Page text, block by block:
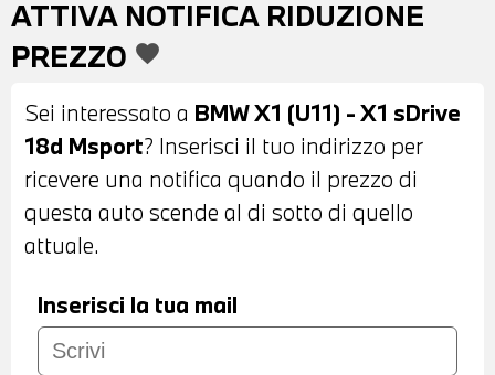
ELETTRONICAMENTE - VETRI E
LUNOTTO POSTERIORE OSCURATI -
POSTERIORI CON TELECAMERA - FARI A
LED - BARRE PORTATUTTO SUL TETTO -
COMFORT ACCESS - INTERNI IN PELLE
VEGANZA NERA - VOLANTE IN PELLE A
TRE RAZZE CON COMANDI
MULTIFUNZIONE - PADDLE AL VOLANTE
- CRUISE CONTROL - CAMBIO
AUTOMATICO - CLIMATIZZATORE
ATTIVA NOTIFICA RIDUZIONE
PREZZO favorite
Sei interessato a BMW X1 (U11) - X1 sDrive
18d Msport? Inserisci il tuo indirizzo per
ricevere una notifica quando il prezzo di
questa auto scende al di sotto di quello
attuale.
Inserisci la tua mail